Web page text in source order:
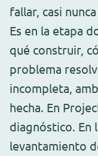
fallar, casi
Es en la etapa
qué construir,
problema
incompleta,
hecha. En
diagnóstico. En
levantamiento